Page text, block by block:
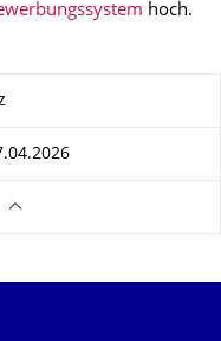
hoch.